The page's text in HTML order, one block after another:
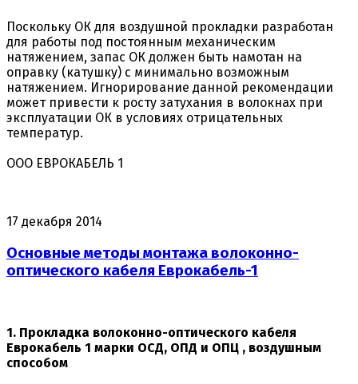
Поскольку ОК для воздушной прокладки разработан
для работы под постоянным механическим
натяжением, запас ОК должен быть намотан на
оправку (катушку) с минимально возможным
натяжением. Игнорирование данной рекомендации
может привести к росту затухания в волокнах при
эксплуатации ОК в условиях отрицательных
температур.
ООО ЕВРОКАБЕЛЬ 1
17 декабря 2014
Основные методы монтажа волоконно-
оптического кабеля Еврокабель-1
1. Прокладка волоконно-оптического кабеля
Еврокабель 1 марки ОСД, ОПД и ОПЦ , воздушным
способом